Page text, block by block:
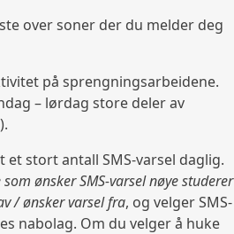
over soner der du melder deg
på sprengningsarbeidene.
– lørdag store deler av
stort antall SMS-varsel daglig.
ønsker SMS-varsel nøye studerer
/ ønsker varsel fra, og velger SMS-
nabolag. Om du velger å huke